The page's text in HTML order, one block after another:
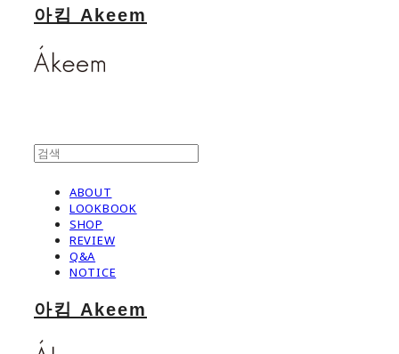
아킴 Akeem
ABOUT
LOOKBOOK
SHOP
REVIEW
Q&A
NOTICE
아킴 Akeem